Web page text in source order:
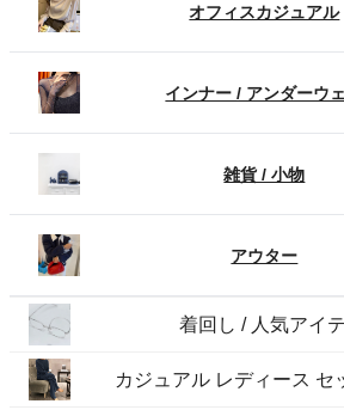
オフィスカジュアル
インナー / アンダーウ
雑貨 / 小物
アウター
着回し / 人気アイ
カジュアル レディース セ